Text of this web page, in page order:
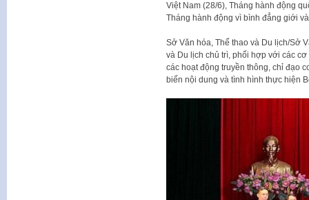
Việt Nam (28/6), Tháng hành động
Tháng hành động vì bình đẳng giới
Sở Văn hóa, Thể thao và Du lịch/Sở
và Du lịch chủ trì, phối hợp với các
các hoạt động truyền thông, chỉ đạo
biến nội dung và tình hình thực hiện